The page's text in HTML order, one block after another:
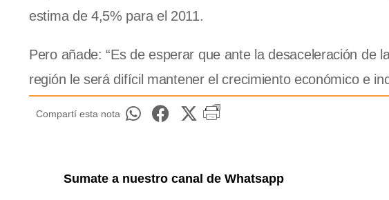
estima de 4,5% para el 2011.
Pero añade: “Es de esperar que ante la desaceleración de
región le será difícil mantener el crecimiento económico e
Compartí esta nota
Sumate a nuestro canal de Whatsapp